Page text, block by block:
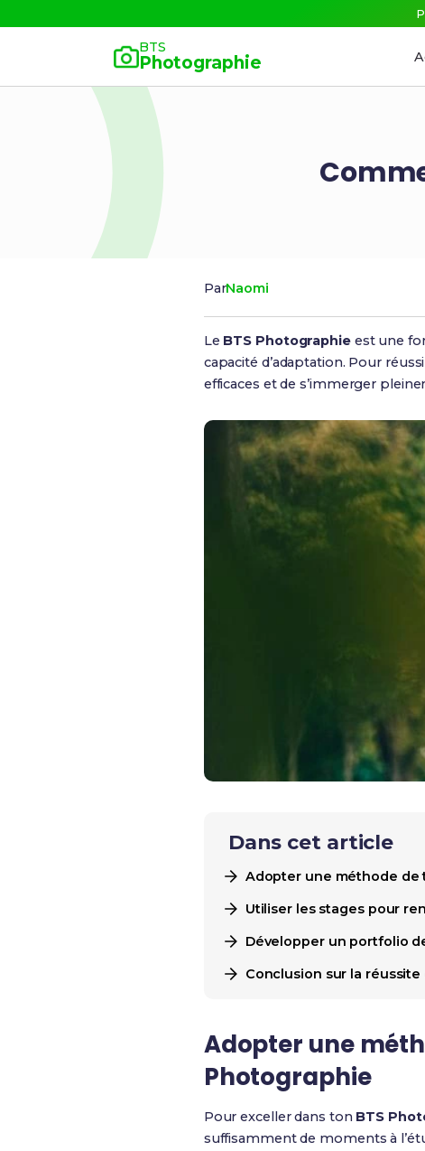
BTS
Photographie
ParNaomi
Le BTS Photographieest une
capacité d’adaptation. Pour
efficaces et de s’immerger
Dans cet article
Adopter une méthode de
Utiliser les stages pour
Développer un portfolio
Conclusion sur la
Adopter une
Photographie
Pour exceller dans ton BTS
suffisamment de moments à